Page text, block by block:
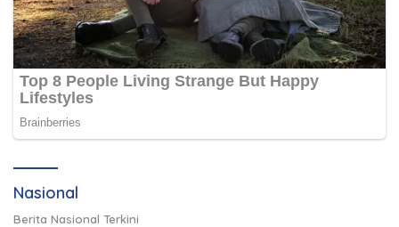
Nasional
Berita Nasional Terkini